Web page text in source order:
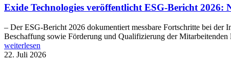
Exide Technologies veröffentlicht ESG-Bericht
– Der ESG-Bericht 2026 dokumentiert messbare Fortschritte bei
Beschaffung sowie Förderung und Qualifizierung der
weiterlesen
22. Juli 2026